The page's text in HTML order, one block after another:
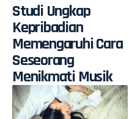
Studi Ungkap
Kepribadian
Memengaruhi Cara
Seseorang
Menikmati Musik